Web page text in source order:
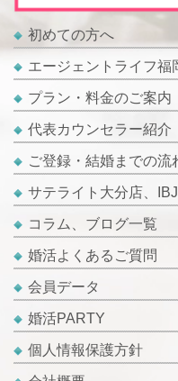
初めての方へ
エージェントライフ福
プラン・料金のご案内
代表カウンセラー紹介
ご登録・結婚までの流
サテライト大分店、
コラム、ブログ一覧
婚活よくあるご質問
会員データ
婚活PARTY
個人情報保護方針